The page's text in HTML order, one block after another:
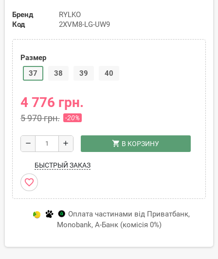
Бренд
RYLKO
Код
2XVM8-LG-UW9
Размер
37
38 39 40
4 776 грн.
5 970 грн. -20%
remove add shopping_cart В КОРЗИНУ
БЫСТРЫЙ ЗАКАЗ
favorite_border
Оплата частинами від Приватбанк,
Monobank, А-Банк (комісія 0%)